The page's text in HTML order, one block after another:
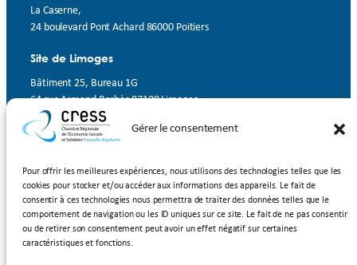
Gérer le consentement
Pour offrir les meilleures expériences, nous utilisons des technologies telles que les
cookies pour stocker et/ou accéder aux informations des appareils. Le fait de
consentir à ces technologies nous permettra de traiter des données telles que le
comportement de navigation ou les ID uniques sur ce site. Le fait de ne pas consentir
ou de retirer son consentement peut avoir un effet négatif sur certaines
caractéristiques et fonctions.
La Caserne,
24 boulevard Pont Achard 86000 Poitiers
Site de Limoges
Bâtiment 25, Bureau 1G
64 rue Armand Barbès 87100 Limoges
Contact
LinkedIn Facebook YouTube
Inscrivez-vous à notre newsletter